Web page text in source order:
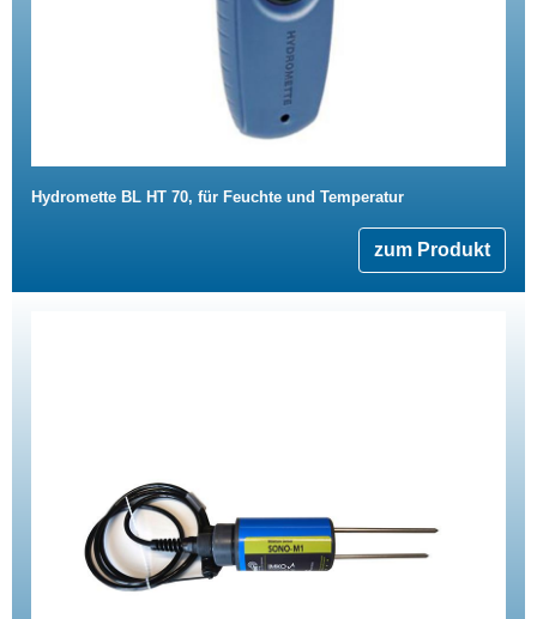
Hydromette BL HT 70, für Feuchte und Temperatur
zum Produkt